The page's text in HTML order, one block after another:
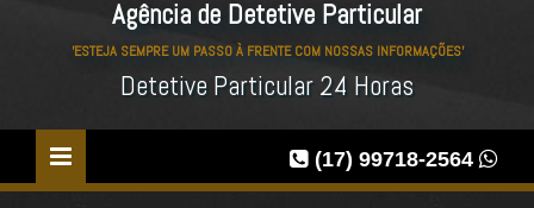
Agência de Detetive Particular
'ESTEJA SEMPRE UM PASSO À FRENTE COM NOSSAS INFORMAÇÕES'
Detetive Particular 24 Horas
(17) 99718-2564